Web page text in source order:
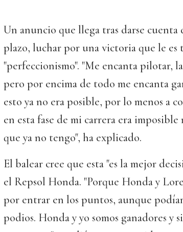
Un anuncio que llega tras darse cuenta
plazo, luchar por una victoria que le es
"perfeccionismo". "Me encanta pilotar,
pero por encima de todo me encanta
esto ya no era posible, por lo menos a
en esta fase de mi carrera era
que ya no tengo", ha explicado.
El balear cree que esta "es la mejor
el Repsol Honda. "Porque Honda y
por entrar en los puntos, aunque
podios. Honda y yo somos ganadores y